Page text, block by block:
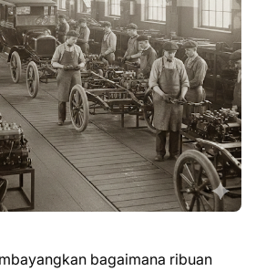
bagaimana ribuan